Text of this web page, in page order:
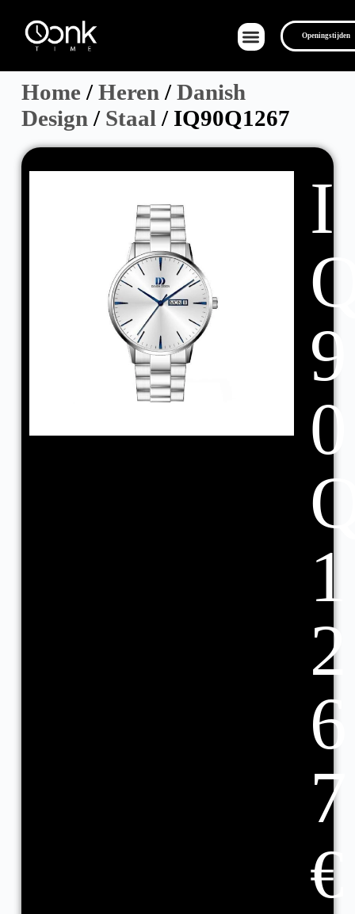
Openingstijden
Home /Heren /Danish
Design / Staal / IQ90Q1267
I
9
0
1
2
6
7
€